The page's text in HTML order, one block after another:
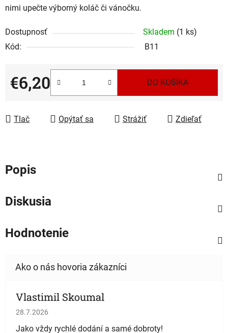
nimi upečte výborný koláč či vánočku.
Dostupnosť Skladem (1 ks)
Kód:
B11
€6,20
Jednotková cena:
DO KOŠÍKA
Tlač Opýtať sa Strážiť Zdieľať
Popis
Diskusia
Hodnotenie
Vlastimil Skoumal
Hodnotenie obchodu je 5 z 5 hviezdičiek.
28.7.2026
Jako vždy rychlé dodání a samé dobroty!